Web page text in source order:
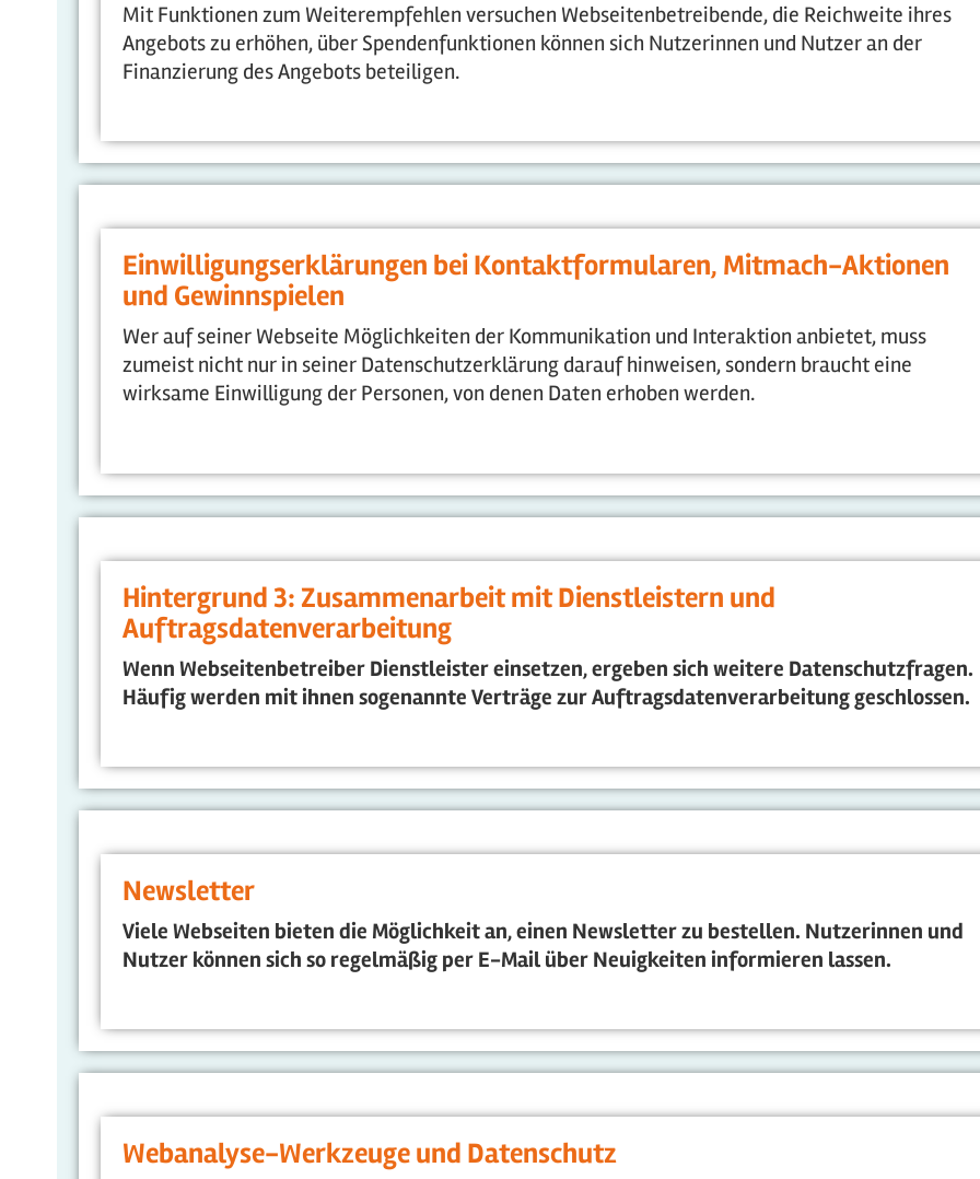
Mit Funktionen zum Weiterempfehlen versuchen Webseitenbetreibende, die Reichweite ihres
Angebots zu erhöhen, über Spendenfunktionen können sich Nutzerinnen und Nutzer an der
Finanzierung des Angebots beteiligen.
Einwilligungserklärungen bei Kontaktformularen, Mitmach-Aktionen
und Gewinnspielen
Wer auf seiner Webseite Möglichkeiten der Kommunikation und Interaktion anbietet, muss
zumeist nicht nur in seiner Datenschutzerklärung darauf hinweisen, sondern braucht eine
wirksame Einwilligung der Personen, von denen Daten erhoben werden.
Hintergrund 3: Zusammenarbeit mit Dienstleistern und
Auftragsdatenverarbeitung
Wenn Webseitenbetreiber Dienstleister einsetzen, ergeben sich weitere Datenschutzfragen.
Häufig werden mit ihnen sogenannte Verträge zur Auftragsdatenverarbeitung geschlossen.
Newsletter
Viele Webseiten bieten die Möglichkeit an, einen Newsletter zu bestellen. Nutzerinnen und
Nutzer können sich so regelmäßig per E-Mail über Neuigkeiten informieren lassen.
Webanalyse-Werkzeuge und Datenschutz